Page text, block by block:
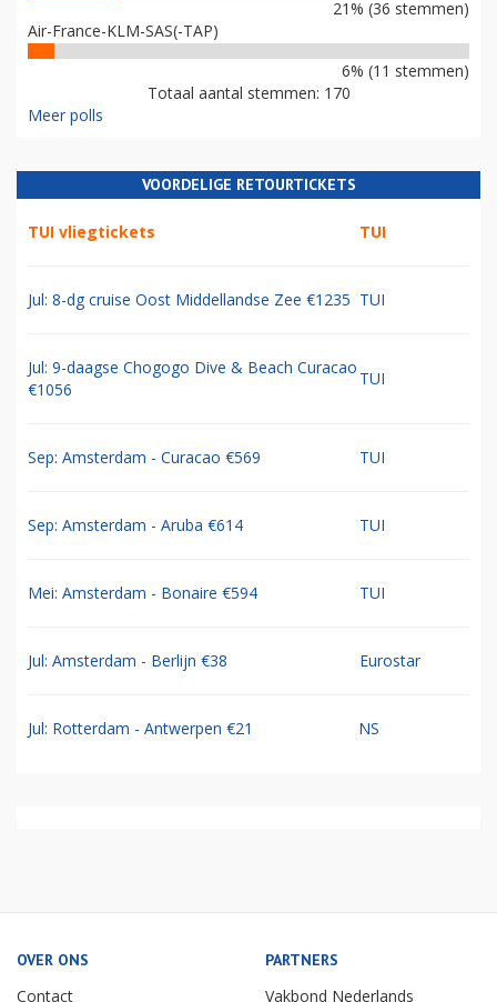
21% (36 stemmen)
Air-France-KLM-SAS(-TAP)
6% (11 stemmen)
Totaal aantal stemmen: 170
Meer polls
VOORDELIGE RETOURTICKETS
TUI vliegtickets TUI
Jul: 8-dg cruise Oost Middellandse Zee €1235 TUI
Jul: 9-daagse Chogogo Dive & Beach Curacao
€1056
TUI
Sep: Amsterdam - Curacao €569 TUI
Sep: Amsterdam - Aruba €614 TUI
Mei: Amsterdam - Bonaire €594 TUI
Jul: Amsterdam - Berlijn €38 Eurostar
Jul: Rotterdam - Antwerpen €21 NS
OVER ONS
Contact
PARTNERS
Vakbond Nederlands